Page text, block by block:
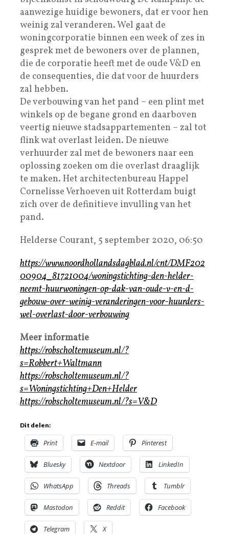
aanwezige huidige bewoners, dat er voor hen
weinig zal veranderen. Wel gaat de
woningcorporatie binnen een week of zes in
gesprek met de bewoners over de plannen,
die de corporatie heeft met de oude V&D en
de consequenties, die dat voor de huurders
zal hebben.
De verbouwing van het pand – een plint met
winkels op de begane grond en daarboven
veertig nieuwe stadsappartementen – zal tot
flink wat overlast leiden. De nieuwe
verhuurder zal met de bewoners naar een
oplossing zoeken om die overlast draaglijk
te maken. Het architectenbureau Happel
Cornelisse Verhoeven uit Rotterdam buigt
zich over de definitieve invulling van het
pand.
Helderse Courant, 5 september 2020, 06:50
https://www.noordhollandsdagblad.nl/cnt/DMF202
00904_81721004/woningstichting-den-helder-
neemt-huurwoningen-op-dak-van-oude-v-en-d-
gebouw-over-weinig-veranderingen-voor-huurders-
wel-overlast-door-verbouwing
Meer informatie
https://robscholtemuseum.nl/?
s=Robbert+Waltmann
https://robscholtemuseum.nl/?
s=Woningstichting+Den+Helder
https://robscholtemuseum.nl/?s=V&D
Dit delen:
Print E-mail Pinterest
Bluesky Nextdoor LinkedIn
WhatsApp Threads Tumblr
Mastodon Reddit Facebook
Telegram X